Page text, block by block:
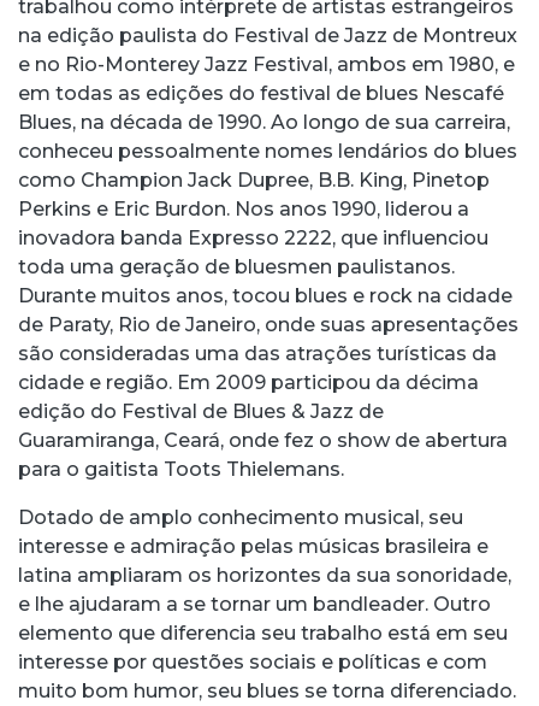
trabalhou como intérprete de artistas estrangeiros
na edição paulista do Festival de Jazz de Montreux
e no Rio-Monterey Jazz Festival, ambos em 1980, e
em todas as edições do festival de blues Nescafé
Blues, na década de 1990. Ao longo de sua carreira,
conheceu pessoalmente nomes lendários do blues
como Champion Jack Dupree, B.B. King, Pinetop
Perkins e Eric Burdon. Nos anos 1990, liderou a
inovadora banda Expresso 2222, que influenciou
toda uma geração de bluesmen paulistanos.
Durante muitos anos, tocou blues e rock na cidade
de Paraty, Rio de Janeiro, onde suas apresentações
são consideradas uma das atrações turísticas da
cidade e região. Em 2009 participou da décima
edição do Festival de Blues & Jazz de
Guaramiranga, Ceará, onde fez o show de abertura
para o gaitista Toots Thielemans.
Dotado de amplo conhecimento musical, seu
interesse e admiração pelas músicas brasileira e
latina ampliaram os horizontes da sua sonoridade,
e lhe ajudaram a se tornar um bandleader. Outro
elemento que diferencia seu trabalho está em seu
interesse por questões sociais e políticas e com
muito bom humor, seu blues se torna diferenciado.